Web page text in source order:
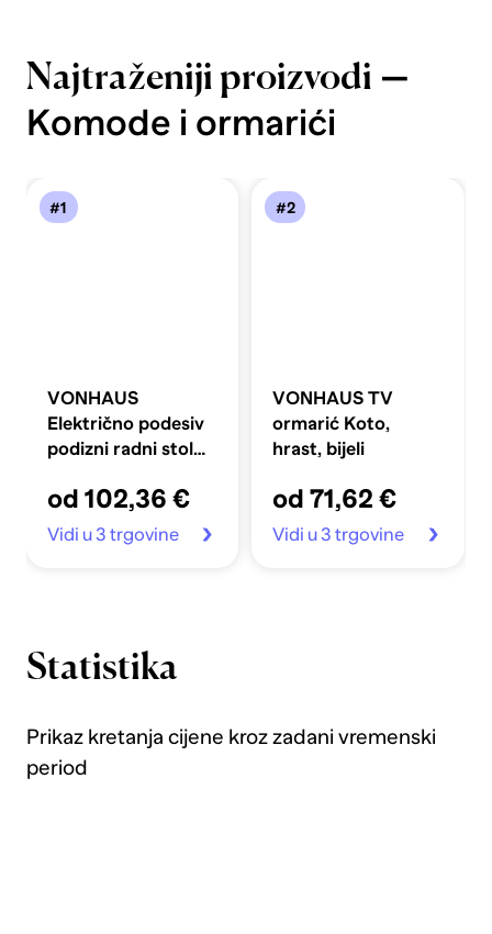
Najtraženiji proizvodi —
Komode i ormarići
#1
VONHAUS
Električno podesiv
podizni radni stol
C priključkom za
punjenje, crni
od 102,36 €
Vidi u 3 trgovine
#2
VONHAUS TV
ormarić Koto,
hrast, bijeli
od 71,62 €
Vidi u 3 trgovine
Statistika
Prikaz kretanja cijene kroz zadani vremenski
period